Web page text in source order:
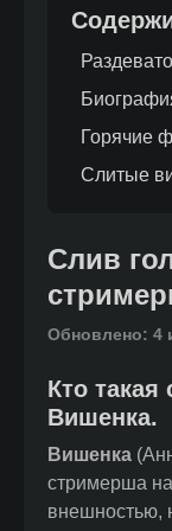
Горячие
Слитые
Слив
Обновлено: 4
Кто
Вишенка.
Вишенка
стримерша на
внешностью,